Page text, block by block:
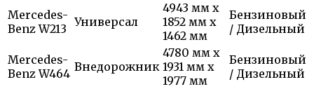
Mercedes-
Benz W213 Универсал
4943 мм x
1852 мм x
1462 мм
Бензиновый
/ Дизельный
Mercedes-
Benz W464 Внедорожник
4780 мм x
1931 мм x
1977 мм
Бензиновый
/ Дизельный